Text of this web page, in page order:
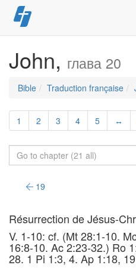
Skip
to
John, глава 20
Bible Traduction française
1 2 3 4 5 ↔
19
Résurrection de Jésus-
V. 1-10: cf. (Mt 28:1-10.
16:8-10. Ac 2:23-32.) Ro
28. 1 Pi 1:3, 4. Ap 1:18,